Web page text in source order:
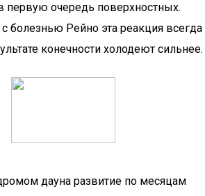
первую очередь поверхностных.
болезнью Рейно эта реакция всегда
конечности холодеют сильнее.
дауна развитие по месяцам